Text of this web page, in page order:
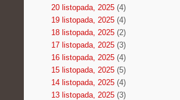
20 listopada, 2025(4)
19 listopada, 2025(4)
18 listopada, 2025(2)
17 listopada, 2025(3)
16 listopada, 2025(4)
15 listopada, 2025(5)
14 listopada, 2025(4)
13 listopada, 2025(3)